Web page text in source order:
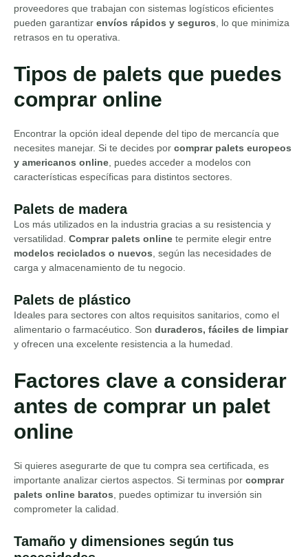
proveedores que trabajan con sistemas logísticos eficientes
pueden garantizar envíos rápidos y seguros, lo que minimiza
retrasos en tu operativa.
Tipos de palets que puedes
comprar online
Encontrar la opción ideal depende del tipo de mercancía que
necesites manejar. Si te decides por comprar palets europeos
y americanos online , puedes acceder a modelos con
características específicas para distintos sectores.
Palets de madera
Los más utilizados en la industria gracias a su resistencia y
versatilidad. Comprar palets online te permite elegir entre
modelos reciclados o nuevos , según las necesidades de
carga y almacenamiento de tu negocio.
Palets de plástico
Ideales para sectores con altos requisitos sanitarios, como el
alimentario o farmacéutico. Son duraderos, fáciles de limpiar
y ofrecen una excelente resistencia a la humedad.
Factores clave a considerar
antes de comprar un palet
online
Si quieres asegurarte de que tu compra sea certificada, es
importante analizar ciertos aspectos. Si terminas por comprar
palets online baratos , puedes optimizar tu inversión sin
comprometer la calidad.
Tamaño y dimensiones según tus